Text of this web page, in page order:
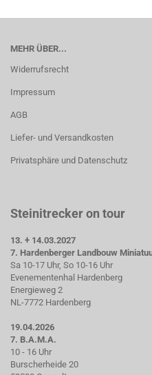
MEHR ÜBER...
Widerrufsrecht
Impressum
AGB
Liefer- und Versandkosten
Privatsphäre und Datenschutz
Steinitrecker on tour
13. + 14.03.2027
7. Hardenberger Landbouw
Sa 10-17 Uhr, So 10-16 Uhr
Evenementenhal Hardenberg
Energieweg 2
NL-7772 Hardenberg
19.04.2026
7. B.A.M.A.
10 - 16 Uhr
Burscherheide 20